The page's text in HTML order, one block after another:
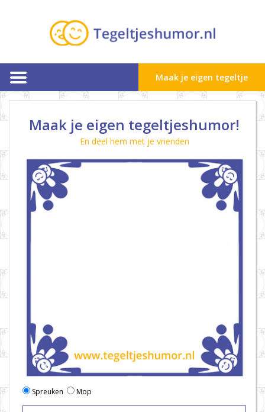
Maak je eigen tegeltje
Maak je eigen tegeltjeshumor!
En deel hem met je vrienden
Spreuken Mop